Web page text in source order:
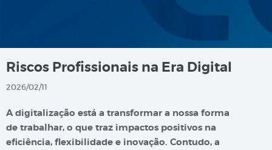
Riscos Profissionais na Era Digital
2026/02/11
A digitalização está a transformar a nossa forma
de trabalhar, o que traz impactos positivos na
eficiência, flexibilidade e inovação. Contudo, a